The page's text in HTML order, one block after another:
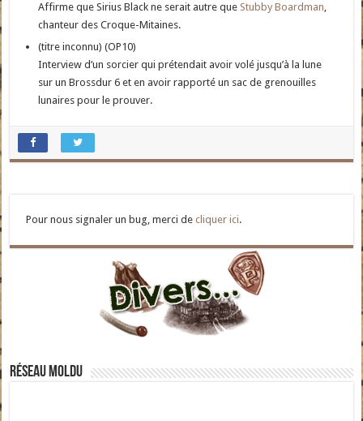
Affirme que Sirius Black ne serait autre que Stubby Boardman,
chanteur des Croque-Mitaines.
(titre inconnu) (OP10)
Interview d’un sorcier qui prétendait avoir volé jusqu’à la lune
sur un Brossdur 6 et en avoir rapporté un sac de grenouilles
lunaires pour le prouver.
Pour nous signaler un bug, merci decliquer ici.
Réseau moldu